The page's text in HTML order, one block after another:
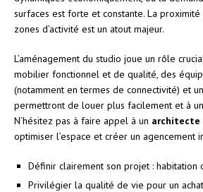
surfaces est forte et constante. La
zones d’activité est un atout majeur.
L’aménagement du studio joue un rôle
mobilier fonctionnel et de qualité, des
(notamment en termes de connectivité) et
permettront de louer plus facilement et à
N’hésitez pas à faire appel à un architecte
optimiser l’espace et créer un agencement
Définir clairement son projet : habitation
Privilégier la qualité de vie pour un